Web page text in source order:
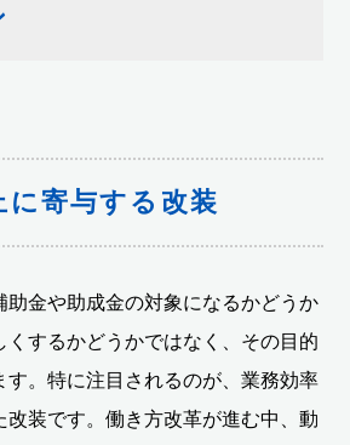
に寄与する改装
助金や助成金の対象になるかどうか
くするかどうかではなく、その目的
す。特に注目されるのが、業務効率
改装です。働き方改革が進む中、動